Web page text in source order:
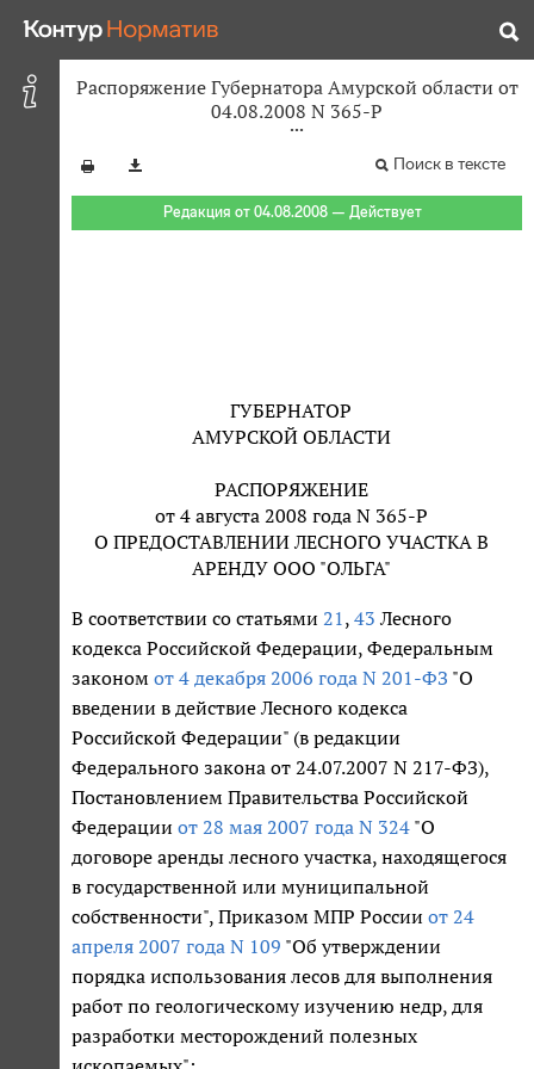
Распоряжение Губернатора Амурской области от
04.08.2008 N 365-Р
Поиск в тексте
Редакция от 04.08.2008 — Действует
ГУБЕРНАТОР
АМУРСКОЙ ОБЛАСТИ
РАСПОРЯЖЕНИЕ
от 4 августа 2008 года N 365-Р
О ПРЕДОСТАВЛЕНИИ ЛЕСНОГО УЧАСТКА В
АРЕНДУ ООО "ОЛЬГА"
В соответствии со статьями 21 , 43 Лесного
кодекса Российской Федерации, Федеральным
законом от 4 декабря 2006 года N 201-ФЗ "О
введении в действие Лесного кодекса
Российской Федерации" (в редакции
Федерального закона от 24.07.2007 N 217-ФЗ),
Постановлением Правительства Российской
Федерации от 28 мая 2007 года N 324 "О
договоре аренды лесного участка, находящегося
в государственной или муниципальной
собственности", Приказом МПР России от 24
апреля 2007 года N 109 "Об утверждении
порядка использования лесов для выполнения
работ по геологическому изучению недр, для
разработки месторождений полезных